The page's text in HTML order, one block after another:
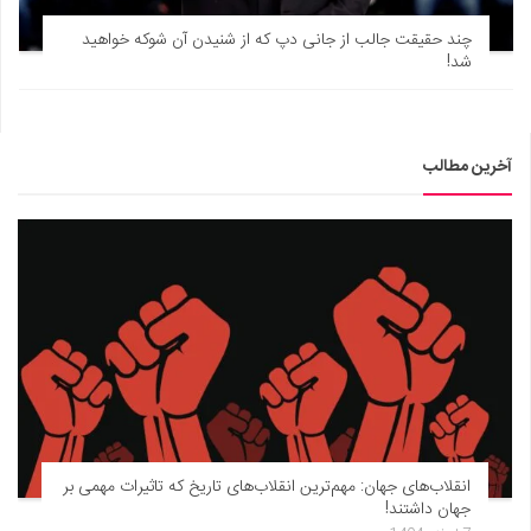
دانستنی‌ها
بازی
مسابقه
چند حقیقت جالب از جانی دپ که از شنیدن آن شوکه خواهید
شد!
آخرین مطالب
انقلاب‌های جهان: مهم‌ترین انقلاب‌های تاریخ که تاثیرات مهمی بر
جهان داشتند!